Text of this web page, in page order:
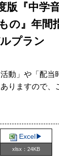
版『中学
の』年間
プラン
動」や「配当
りますので、
Excel▶︎
xlsx：24KB